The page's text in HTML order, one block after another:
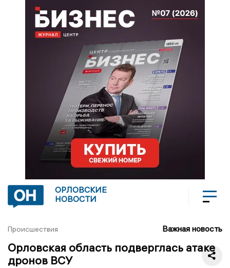
ОРЛОВСКИЕ
НОВОСТИ
Происшествия Важная новость
Орловская область подверглась атаке
дронов ВСУ